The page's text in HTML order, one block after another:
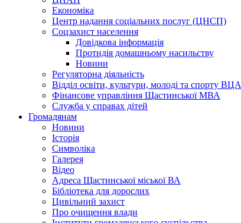
Економіка
Центр надання соціальних послуг (ЦНСП)
Соцзахист населення
Довідкова інформація
Протидія домашньому насильству
Новини
Регуляторна діяльність
Відділ освіти, культури, молоді та спорту ВЦА
Фінансове управління Щастинської МВА
Служба у справах дітей
Громадянам
Новини
Історія
Символіка
Галерея
Відео
Адреса Щастинської міської ВА
Бібліотека для дорослих
Цивільний захист
Про очищення влади